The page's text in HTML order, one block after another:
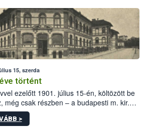
15, szerda
történt
ezelőtt 1901. július 15-én, költözött be
még csak részben – a budapesti m. kir.
állomás a Kis Rókus utca
alatti, Czigler Győző által tervezett új
>